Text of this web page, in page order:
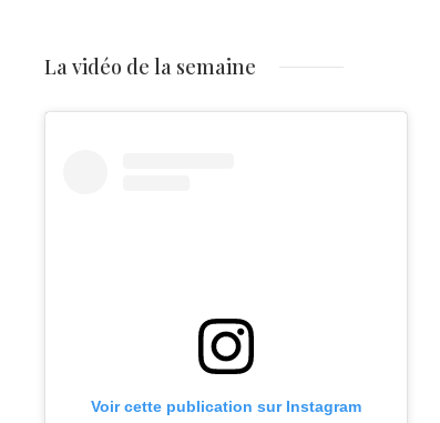
La vidéo de la semaine
Voir cette publication sur Instagram